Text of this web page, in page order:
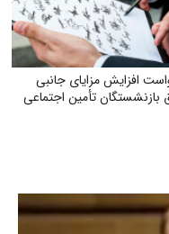
افزایش مزایای جانبی
بازنشستگان تأمین اجتماعی